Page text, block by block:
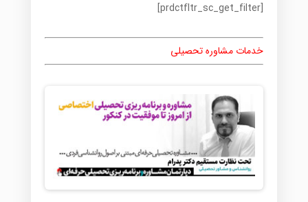
[prdctfltr_sc_get_filter]
خدمات مشاوره تحصیلی